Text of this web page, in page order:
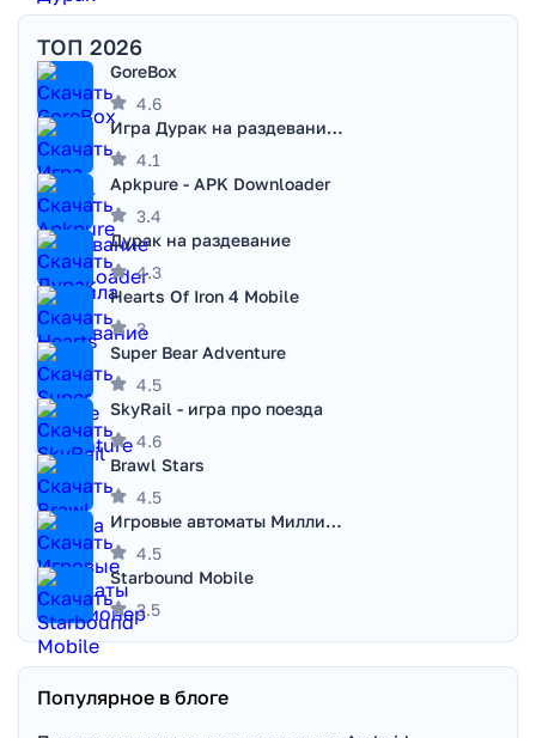
ТОП 2026
GoreBox
4.6
Игра Дурак на раздевание - Правила игры
4.1
Apkpure - APK Downloader
3.4
Дурак на раздевание
4.3
Hearts Of Iron 4 Mobile
3
Super Bear Adventure
4.5
SkyRail - игра про поезда
4.6
Brawl Stars
4.5
Игровые автоматы Миллионер
4.5
Starbound Mobile
3.5
Популярное в блоге